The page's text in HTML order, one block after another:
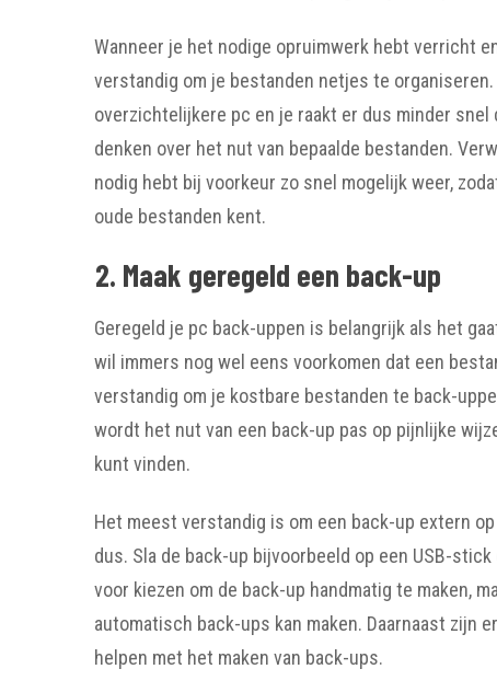
Wanneer je het nodige opruimwerk hebt verricht
verstandig om je bestanden netjes te
overzichtelijkere pc en je raakt er dus minder
denken over het nut van bepaalde bestanden.
nodig hebt bij voorkeur zo snel mogelijk weer,
oude bestanden kent.
2. Maak geregeld een back-up
Geregeld je pc back-uppen is belangrijk als het
wil immers nog wel eens voorkomen dat een
verstandig om je kostbare bestanden te back-
wordt het nut van een back-up pas op pijnlijke
kunt vinden.
Het meest verstandig is om een back-up extern
dus. Sla de back-up bijvoorbeeld op een USB-
voor kiezen om de back-up handmatig te maken,
automatisch back-ups kan maken. Daarnaast zijn
helpen met het maken van back-ups.